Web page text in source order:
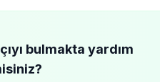
bulmakta yardım